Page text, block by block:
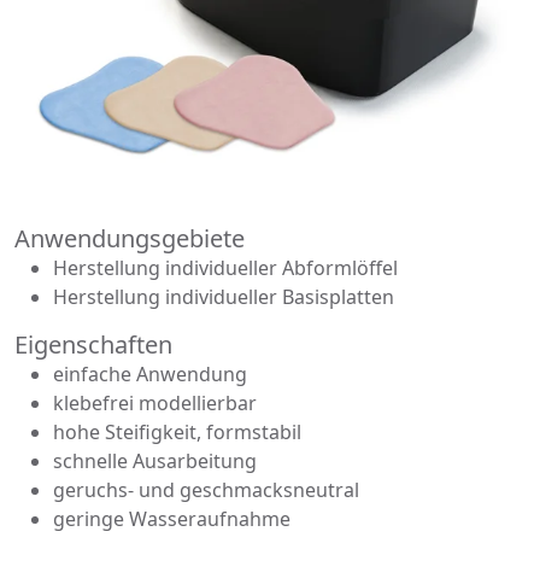
Anwendungsgebiete
Herstellung individueller Abformlöffel
Herstellung individueller Basisplatten
Eigenschaften
einfache Anwendung
klebefrei modellierbar
hohe Steifigkeit, formstabil
schnelle Ausarbeitung
geruchs- und geschmacksneutral
geringe Wasseraufnahme